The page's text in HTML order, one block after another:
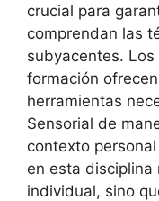
crucial para
comprendan las
subyacentes.
formación
herramientas
Sensorial de
contexto
en esta disciplina
individual, sino